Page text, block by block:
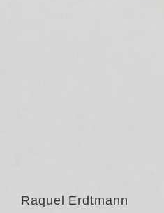
Raquel Erdtmann